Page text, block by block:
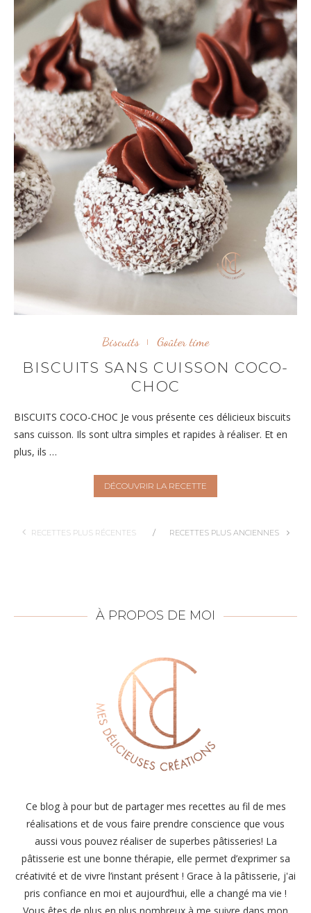
Biscuits Goûter time
BISCUITS SANS CUISSON COCO-
CHOC
BISCUITS COCO-CHOC Je vous présente ces délicieux biscuits
sans cuisson. Ils sont ultra simples et rapides à réaliser. Et en
plus, ils …
DÉCOUVRIR LA RECETTE
RECETTES PLUS RÉCENTES RECETTES PLUS ANCIENNES
À PROPOS DE MOI
Ce blog à pour but de partager mes recettes au fil de mes
réalisations et de vous faire prendre conscience que vous
aussi vous pouvez réaliser de superbes pâtisseries! La
pâtisserie est une bonne thérapie, elle permet d’exprimer sa
créativité et de vivre l’instant présent ! Grace à la pâtisserie, j'ai
pris confiance en moi et aujourd’hui, elle a changé ma vie !